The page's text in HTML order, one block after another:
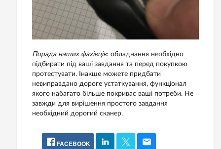
Порада наших фахівців: обладнання необхідно
підбирати під ваші завдання та перед покупкою
протестувати. Інакше можете придбати
невиправдано дороге устаткування, функціонал
якого набагато більше покриває ваші потреби. Не
завжди для вирішення простого завдання
необхідний дорогий сканер.
FACEBOOK